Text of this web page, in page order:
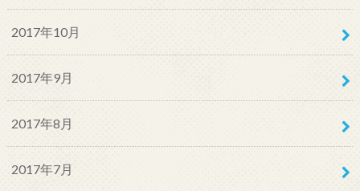
2017年10月
2017年9月
2017年8月
2017年7月